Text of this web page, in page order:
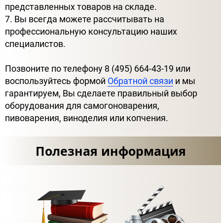
представленных товаров на складе.
7. Вы всегда можете рассчитывать на
профессиональную консультацию наших
специалистов.
Позвоните по телефону 8 (495) 664-43-19 или
воспользуйтесь формой Обратной связи и мы
гарантируем, Вы сделаете правильный выбор
оборудования для самогоноварения,
пивоварения, виноделия или копчения.
Полезная информация